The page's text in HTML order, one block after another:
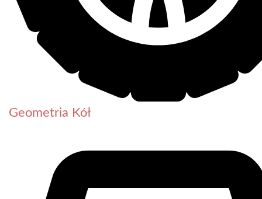
Geometria Kół